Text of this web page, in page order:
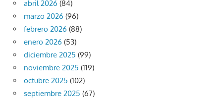
abril 2026 (84)
marzo 2026 (96)
febrero 2026 (88)
enero 2026 (53)
diciembre 2025 (99)
noviembre 2025 (119)
octubre 2025 (102)
septiembre 2025 (67)